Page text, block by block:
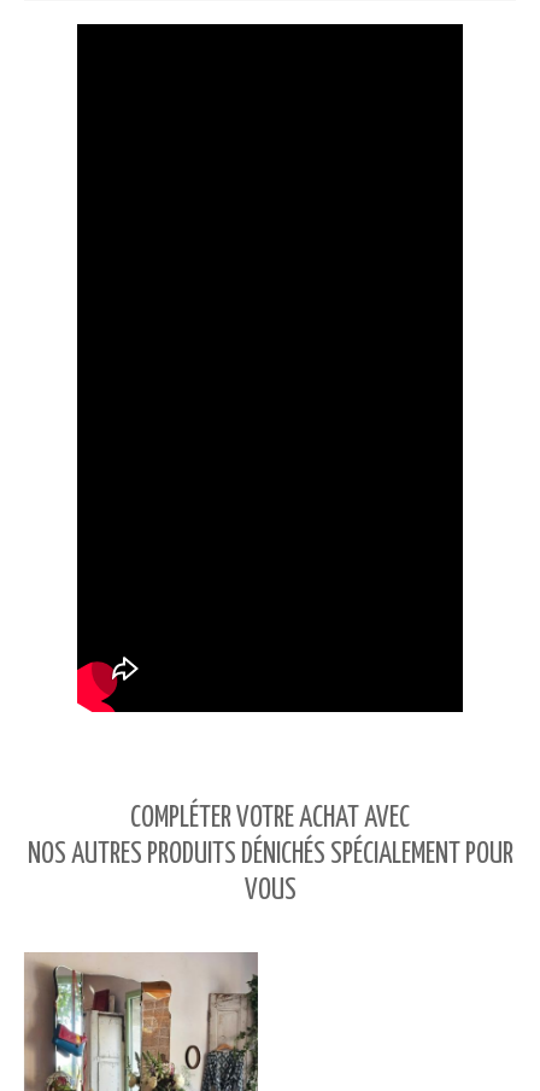
COMPLÉTER VOTRE ACHAT AVEC
NOS AUTRES PRODUITS DÉNICHÉS SPÉCIALEMENT POUR
VOUS